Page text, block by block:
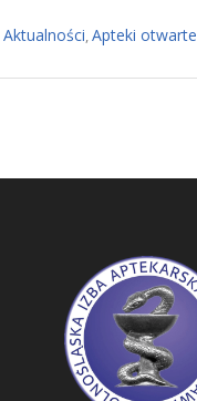
Aktualności,Apteki otwarte